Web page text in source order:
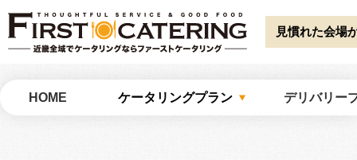
Warning : Undefined array key "HTTP_ACCEPT_LANGUAGE" in/home/
catering/common/meta.php on line51 見慣れた会場
HOME ケータリングプラン デリバリー